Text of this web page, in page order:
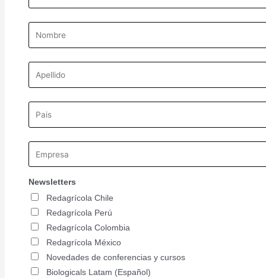
Newsletters
Redagrícola Chile
Redagrícola Perú
Redagrícola Colombia
Redagrícola México
Novedades de conferencias y cursos
Biologicals Latam (Español)